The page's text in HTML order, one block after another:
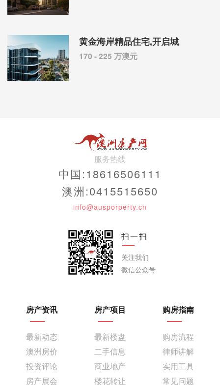
黄金海岸精品住宅,开启城
170 - 225 万澳元
服务热线
中国:18616506111
澳洲:0415515650
info@ausporperty.cn
扫一扫
关注我们
微信公众号
房产资讯
最新动态
澳洲房价
投资评论
房产展会
房产项目
最新楼盘
二手信息
商业地产
楼花转让
购房指南
购房流程
律师讲解
实用工具
常见问题